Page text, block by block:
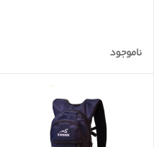
ناموجود